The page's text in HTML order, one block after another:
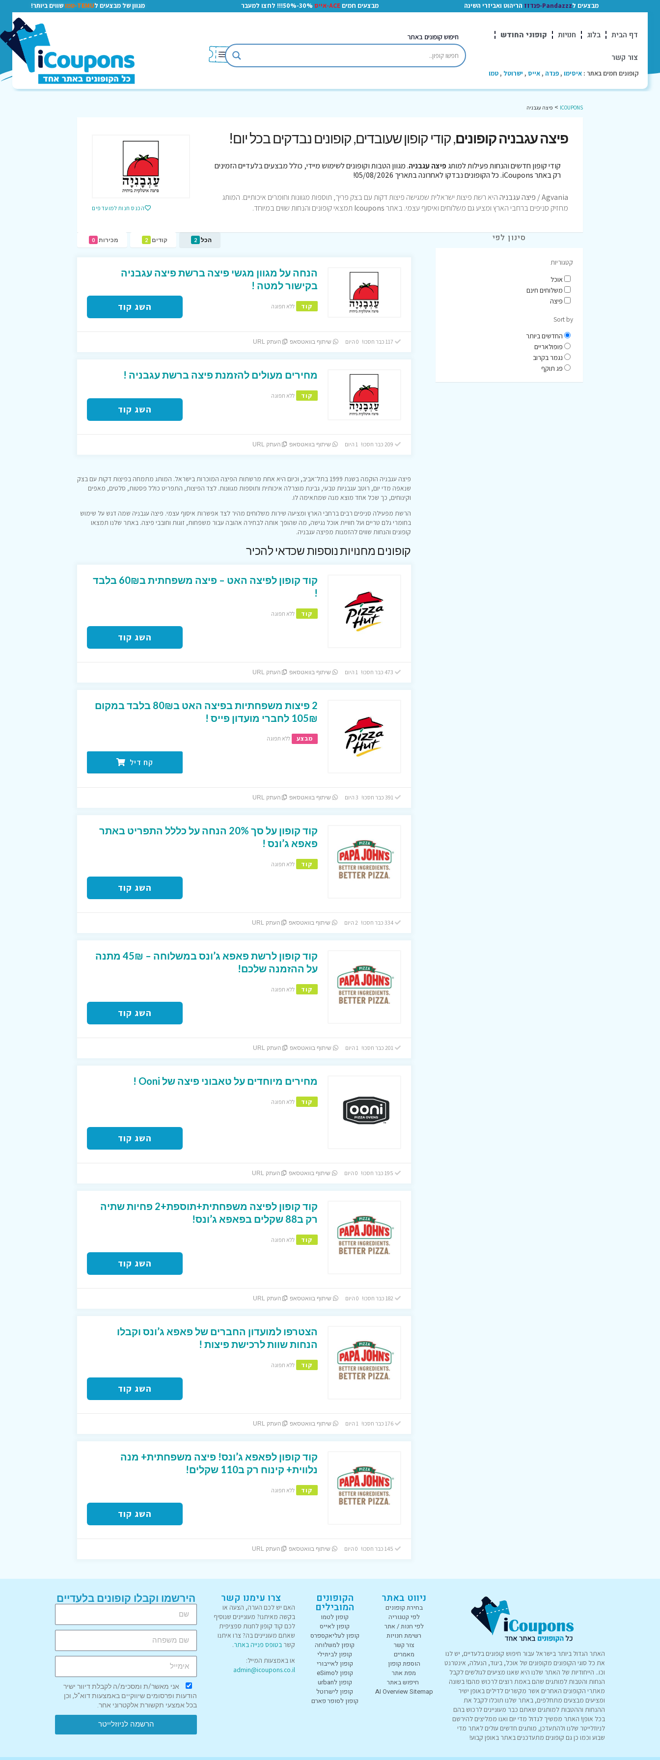
מבצעים לPandazzz-פנדזז הריהוט ואביזרי השינה מבצעים חמיםACE-אייס 30%-50%!!! לחצו למעבר מגוון של מבצעים לTEMU-טמו שווים ביותר!
דף הבית בלוג חנויות קופוני החודש
צור קשר
קופונים חמים באתר : איסימו ,פנדה ,אייס , ישרוטל ,טמו
חיפוש קופונים באתר
ICOUPONS
> פיצה עגבניה
הכנס חנות למועדפים
פיצה עגבניה קופונים, קודי קופון שעובדים, קופונים נבדקים בכל יום!
קודי קופון חדשים והנחות פעילות למותגפיצה עגבניה. מגוון הטבות וקופונים לשימוש מיידי, כולל מבצעים בלעדיים הזמינים
רק באתר iCoupons. כל הקופונים נבדקו לאחרונה בתאריך 05/08/2026!
Agvania / פיצה עגבניה
היא רשת פיצות ישראלית שמגישה פיצות דקות עם בצק פריך, תוספות מגוונות וחומרים איכותיים. המותג
מחזיק סניפים ברחבי הארץ ומציע גם משלוחים ואיסוף עצמי. באתרIcoupons תמצאי קופונים והנחות שווים במיוחד.
הכל 2 קודים 2 מכירות 0
הנחה על מגוון מגשי פיצה ברשת פיצה עגבניה
בקישור למטה !
קוד ללא תפוגה השג קוד
שיתוף בוואטסאפ העתק URL
מחירים מעולים להזמנת פיצה ברשת עגבניה !
קוד ללא תפוגה
השג קוד
שיתוף בוואטסאפ העתק URL
פיצה עגבניה הוקמה בשנת 1999 בתל־אביב, וכיום היא אחת מרשתות הפיצה המוכרות בישראל. המותג מתמחה בפיצות דקות עם בצק
שנאפה מדי יום, רוטב עגבניות טבעי, גבינת מוצרלה איכותית ותוספות מגוונות. לצד הפיצות, התפריט כולל פסטות, סלטים, מאפים
וקינוחים, כך שכל אחד מוצא מנה שמתאימה לו.
הרשת מפעילה סניפים רבים ברחבי הארץ ומציעה שירות משלוחים מהיר לצד אפשרות איסוף עצמי. פיצה עגבניה שמה דגש על שימוש
בחומרי גלם טריים ועל חוויית אוכל נגישה, מה שהופך אותה לבחירה אהובה עבור משפחות, זוגות וחובבי פיצה. באתר שלנו תמצאו
קופונים והנחות שווים להזמנות מפיצה עגבניה.
קופונים מחנויות נוספות שכדאי להכיר
קוד קופון לפיצה האט – פיצה משפחתית ב60₪ בלבד
!
קוד ללא תפוגה
השג קוד
שיתוף בוואטסאפ העתק URL
2 פיצות משפחתיות בפיצה האט ב80₪ בלבד במקום
105₪ לחברי מועדון פייס !
מבצע ללא תפוגה
קח דיל
שיתוף בוואטסאפ העתק URL
קוד קופון על סך 20% הנחה על כללל התפריט באתר
פאפא ג’ונס !
קוד ללא תפוגה
השג קוד
334 כבר חסכו! 2 היום שיתוף בוואטסאפ העתק URL
קוד קופון לרשת פאפא ג’ונס במשלוחה – 45₪ מתנה
על ההזמנה שלכם!
קוד ללא תפוגה
השג קוד
שיתוף בוואטסאפ העתק URL
מחירים מיוחדים על טאבוני פיצה של Ooni !
קוד ללא תפוגה
השג קוד
שיתוף בוואטסאפ העתק URL
קוד קופון לפיצה משפחתית+תוספת+2 פחיות שתיה
רק ב88 שקלים בפאפא ג’ונס!
קוד ללא תפוגה
השג קוד
שיתוף בוואטסאפ העתק URL
הצטרפו למועדון החברים של פאפא ג’ונס וקבלו
הנחות שוות לרכישת פיצות !
קוד ללא תפוגה
השג קוד
176 כבר חסכו! 1 היום שיתוף בוואטסאפ העתק URL
קוד קופון לפאפא ג’ונס! פיצה משפחתית+ מנה
נלווית+ קינוח רק ב110 שקלים!
קוד ללא תפוגה
השג קוד
שיתוף בוואטסאפ העתק URL
סינון לפי
קטגוריות
אוכל
משלוחים חינם
פיצה
Sort by
החדשים ביותר
פופולאריים
נגמר בקרוב
פג תוקף
האתר הגדול ביותר בישראל עבור חיפוש קופונים בלעדיים, יש לנו
את כל סוגי הקופונים מקופונים של אוכל, ביגוד, הנעלה, אינטרנט
וכו.. הייחודיות של האתר שלנו היא שאנו מציעים לגולשים לקבל
הנחות והטבות למותגים שהם באמת רוצים לרכוש מהם! בשונה
מאתרי הקופונים האחרים אשר מקשרים לדילים באופן ישיר
ומציעים מבצעים מתחלפים, באתר שלנו תוכלו לקבל את
ההנחות וההטבות למותגים שאתם כבר מעוניינים לרכוש בהם
בכל אופן! האתר ממשיך לגדול מדי יום ואנו ממליצים להירשם
לניוזלייטר שלנו ולהתעדכן, מותגים חדשים עולים לאתר מדי
שבוע וכמו כן גם קופונים מתעדכנים באתר באופן קבוע!
ניווט באתר
בחירת קופונים
לפי קטגוריה
לפי חנות / אתר
רשימת חנויות
צור קשר
מאמרים
הוספת קופון
מפת אתר
חיפוש באתר
AI Overview Sitemap
הקופונים
המובילים
קופון לטמו
קופון לאייס
קופון לעליאקספרס
קופון למשלוחה
קופון לביתילי
קופון לאייבורי
קופון לeSimo
קופון לurban
קופון לישרוטל
קופון לסופר פארם
צרו עימנו קשר
האם יש לכם הערה, הצעה או
בקשה מאיתנו? מעוניינים שנוסיף
לכם קוד קופון לחנות ספציפית
שאתם מעוניינים בה? צרו איתנו
קשר בטופס פנייה באתר.
או באמצעות המייל:
admin@icoupons.co.il
הירשמו וקבלו קופונים בלעדיים
אני מאשר/ת ומסכימ/ה לקבלת דיוור ישיר
הודעות ופרסומים שיווקיים באמצעות דוא"ל, וכן
בכל אמצעי תקשורת אלקטרוני אחר.
הרשמה לניוזלייטר